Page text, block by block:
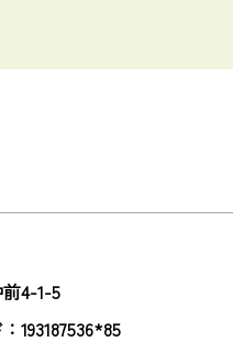
4-1-5
193187536*85